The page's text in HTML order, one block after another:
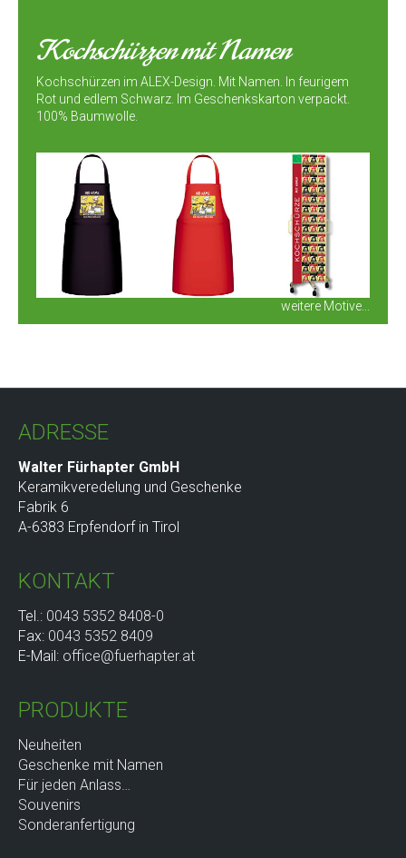
Kochschürzen mit Namen
Kochschürzen im ALEX-Design. Mit Namen. In feurigem
Rot und edlem Schwarz. Im Geschenkskarton verpackt.
100% Baumwolle.
weitere Motive...
ADRESSE
Walter Fürhapter GmbH
Keramikveredelung und Geschenke
Fabrik 6
A-6383 Erpfendorf in Tirol
KONTAKT
Tel.: 0043 5352 8408-0
Fax: 0043 5352 8409
E-Mail: office@fuerhapter.at
PRODUKTE
Neuheiten
Geschenke mit Namen
Für jeden Anlass…
Souvenirs
Sonderanfertigung